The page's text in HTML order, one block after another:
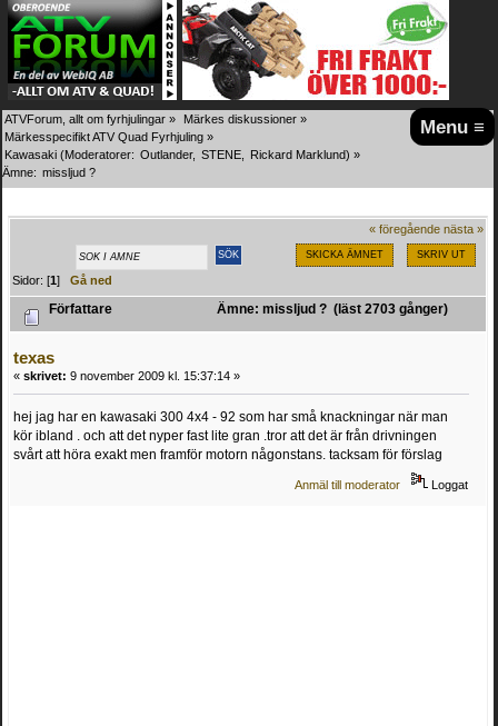
Menu ≡
ATVForum, allt om fyrhjulingar » Märkes diskussioner »
Märkesspecifikt ATV Quad Fyrhjuling »
Kawasaki (Moderatorer: Outlander, STENE Rickard Marklund) »
Ämne: missljud ?
« föregående nästa »
SKICKA ÄMNET SKRIV UT
Sidor: [1]Gå ned
Författare Ämne: missljud ? (läst 2703 gånger)
texas
« skrivet: 9 november 2009 kl. 15:37:14 »
hej jag har en kawasaki 300 4x4 - 92 som har små knackningar när man
kör ibland . och att det nyper fast lite gran .tror att det är från drivningen
svårt att höra exakt men framför motorn någonstans. tacksam för förslag
Anmäl till moderator Loggat